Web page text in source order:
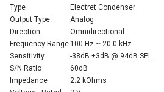
Type
Electret Condenser
Output Type
Analog
Direction
Omnidirectional
Frequency Range 100 Hz ~ 20.0 kHz
Sensitivity
-38dB ±3dB @ 94dB SPL
S/N Ratio
60dB
Impedance
2.2 kOhms